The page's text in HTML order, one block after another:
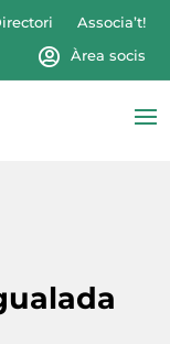
Associa’t!
Àrea socis